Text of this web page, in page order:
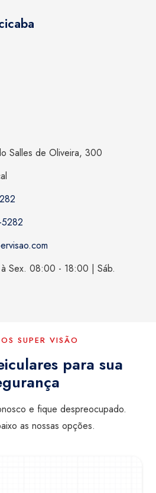
Salles de Oliveira, 300
Sex. 08:00 - 18:00 | Sáb.
SUPER VISÃO
para sua
e fique despreocupado.
as nossas opções.